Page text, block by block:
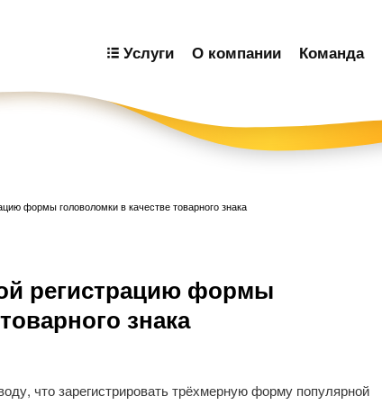
Услуги О компании Команда
формы головоломки в качестве товарного знака
регистрацию формы
знака
что зарегистрировать трёхмерную форму популярной